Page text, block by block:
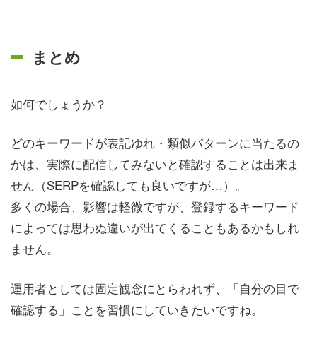
まとめ
如何でしょうか？
どのキーワードが表記ゆれ・類似パターンに当たるの
かは、実際に配信してみないと確認することは出来ま
せん（SERPを確認しても良いですが…）。
多くの場合、影響は軽微ですが、登録するキーワード
によっては思わぬ違いが出てくることもあるかもしれ
ません。
運用者としては固定観念にとらわれず、「自分の目で
確認する」ことを習慣にしていきたいですね。